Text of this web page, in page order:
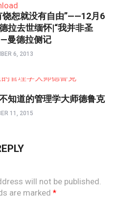
饶恕就没有自由”——12月6
拉去世缅怀|“我并非圣
曼德拉侧记
6, 2013
知道的管理学大师德鲁克
11, 2015
will not be published.
are marked *